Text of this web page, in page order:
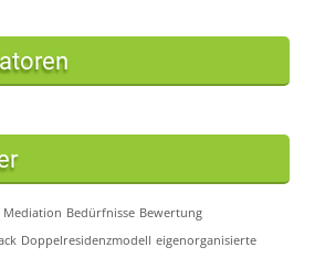
Mediation Bedürfnisse Bewertung
Doppelresidenzmodell eigenorganisierte